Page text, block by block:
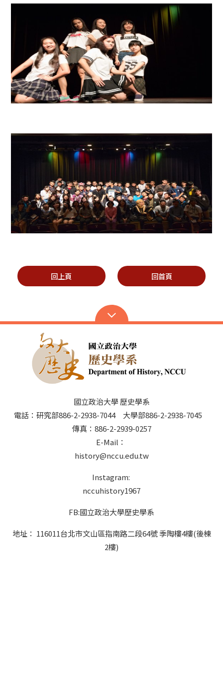
回上頁 回首頁
國立政治大學 歷史學系
電話：研究部886-2-2938-7044 大學部886-2-2938-7045
傳真：886-2-2939-0257
E-Mail：
history@nccu.edu.tw
Instagram:
nccuhistory1967
FB:國立政治大學歷史學系
地址： 116011台北市文山區指南路二段64號 季陶樓4樓(後棟
2樓)